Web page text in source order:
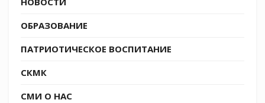
Tags: СКМК
ОБРАЗОВАНИЕ
ПАТРИОТИЧЕСКОЕ ВОСПИТАНИЕ
СКМК
СМИ О НАС